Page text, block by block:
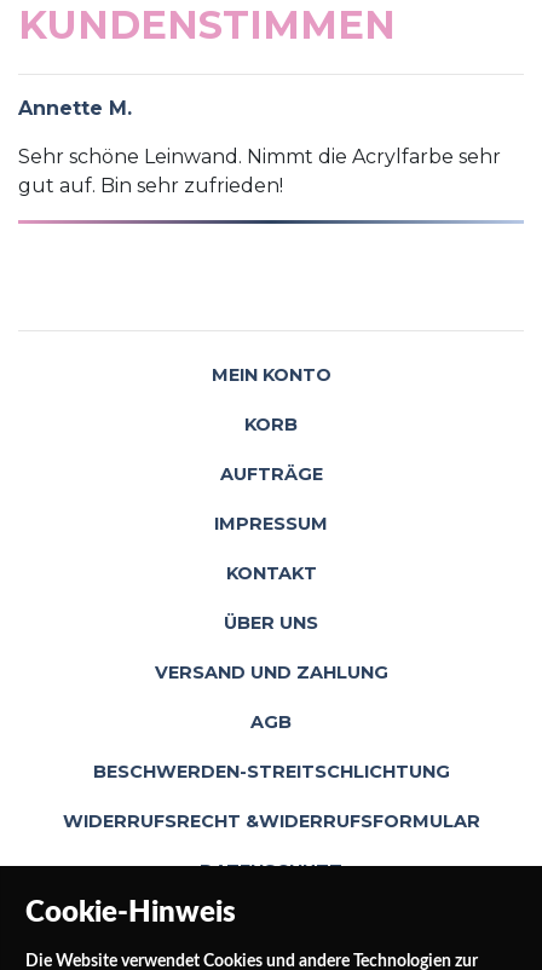
Cookie-Hinweis
Die Website verwendet Cookies und andere Technologien zur
KUNDENSTIMMEN
Annette M.
Sehr schöne Leinwand. Nimmt die Acrylfarbe sehr
gut auf. Bin sehr zufrieden!
MEIN KONTO
KORB
AUFTRÄGE
IMPRESSUM
KONTAKT
ÜBER UNS
VERSAND UND ZAHLUNG
AGB
BESCHWERDEN-STREITSCHLICHTUNG
WIDERRUFSRECHT &WIDERRUFSFORMULAR
DATENSCHUTZ